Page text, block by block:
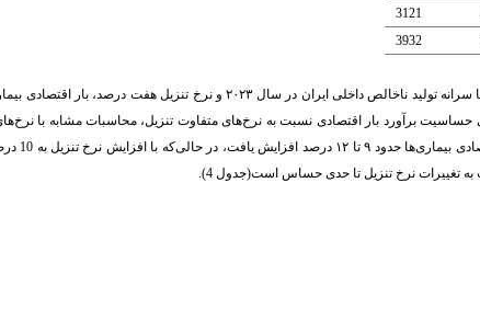
3121
3932
، همراه با سرانه تولید ناخالص داخلی ایران در سال ۲۰۲۳ و نرخ تنزیل هفت
نیز انجام شد.